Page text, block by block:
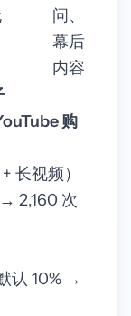
问、
幕后
内容
购
长视频）
2,160 次
认 10% →